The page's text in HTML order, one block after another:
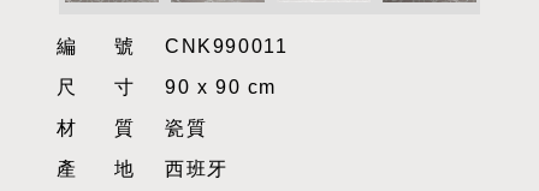
編號CNK990011
尺寸90 x 90 cm
材質瓷質
產地西班牙